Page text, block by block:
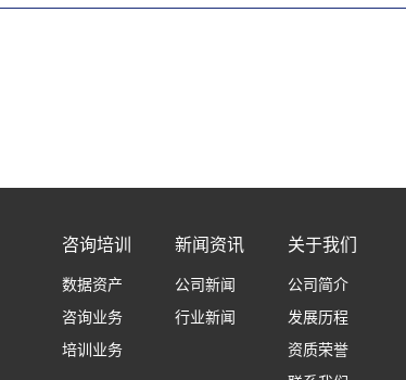
咨询培训
数据资产
咨询业务
培训业务
新闻资讯
公司新闻
行业新闻
关于我们
公司简介
发展历程
资质荣誉